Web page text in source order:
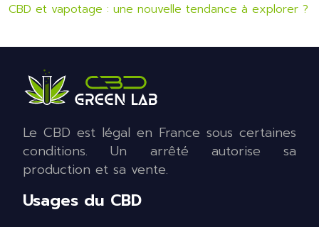
CBD et vapotage : une nouvelle tendance à explorer ?
Le CBD est légal en France sous certaines
conditions. Un arrêté autorise sa
production et sa vente.
Usages du CBD